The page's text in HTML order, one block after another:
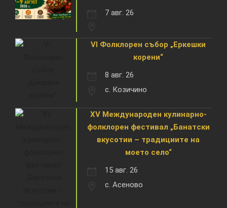
7 авг. 26
VI Фолклорен събор „Еркешки
корени“
8 авг. 26
с. Козичино
XV Международен кулинарно-
фолклорен фестивал „Банатски
вкусотии – традициите на
моето село“
15 авг. 26
с. Асеново